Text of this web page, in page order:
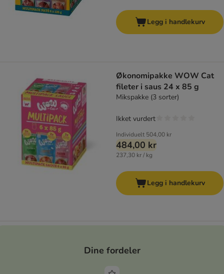
Legg i handlekurv
Økonomipakke WOW Cat
fileter i saus 24 x 85 g
Mikspakke (3 sorter)
Individuelt 504,00 kr
484,00 kr
237,30 kr / kg
Ikket vurdert
Legg i handlekurv
Dine fordeler